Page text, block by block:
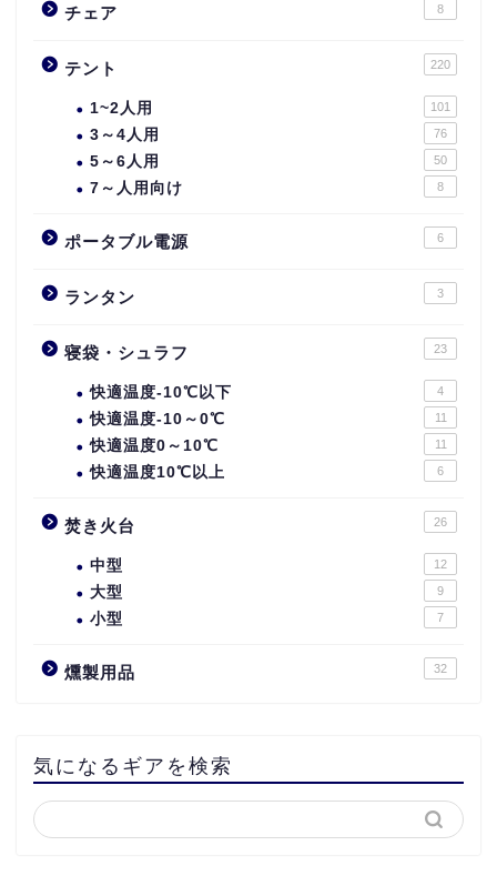
チェア 8
テント 220
1~2人用 101
3～4人用 76
5～6人用 50
7～人用向け 8
ポータブル電源 6
ランタン 3
寝袋・シュラフ 23
快適温度-10℃以下 4
快適温度-10～0℃ 11
快適温度0～10℃ 11
快適温度10℃以上 6
焚き火台 26
中型 12
大型 9
小型 7
燻製用品 32
気になるギアを検索